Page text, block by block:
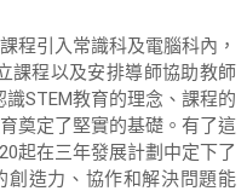
n
e
u
r
i
a
程引入常識科及電腦科內，
課程以及安排導師協助教師
STEM教育的理念、課程的
奠定了堅實的基礎。有了這
起在三年發展計劃中定下了
創造力、協作和解決問題能